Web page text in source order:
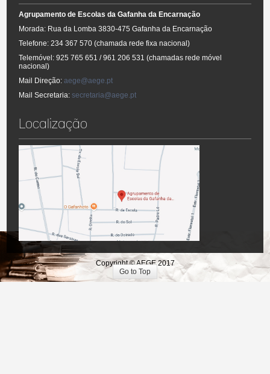
Agrupamento de Escolas da Gafanha da Encarnação
Morada: Rua da Lomba 3830-475 Gafanha da Encarnação
Telefone: 234 367 570 (chamada rede fixa nacional)
Telemóvel: 925 765 651 / 961 206 531 (chamadas rede móvel
nacional)
Mail Direção:aege@aege.pt
Mail Secretaria:secretaria@aege.pt
Localização
Copyright © AEGE 2017
Go to Top